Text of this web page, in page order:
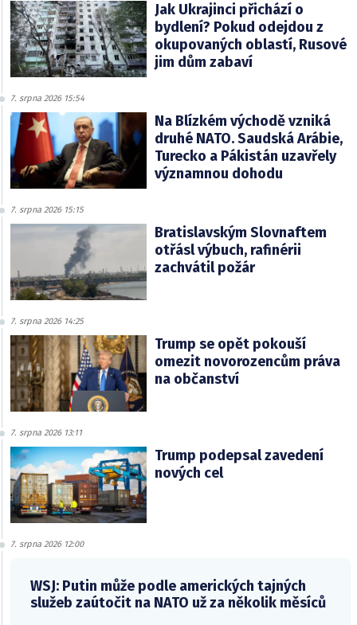
Jak Ukrajinci přichází o
bydlení? Pokud odejdou z
okupovaných oblastí, Rusové
jim dům zabaví
7. srpna 2026 15:54
Na Blízkém východě vzniká
druhé NATO. Saudská Arábie,
Turecko a Pákistán uzavřely
významnou dohodu
7. srpna 2026 15:15
Bratislavským Slovnaftem
otřásl výbuch, rafinérii
zachvátil požár
7. srpna 2026 14:25
Trump se opět pokouší
omezit novorozencům práva
na občanství
7. srpna 2026 13:11
Trump podepsal zavedení
nových cel
7. srpna 2026 12:00
WSJ: Putin může podle amerických tajných
služeb zaútočit na NATO už za několik měsíců